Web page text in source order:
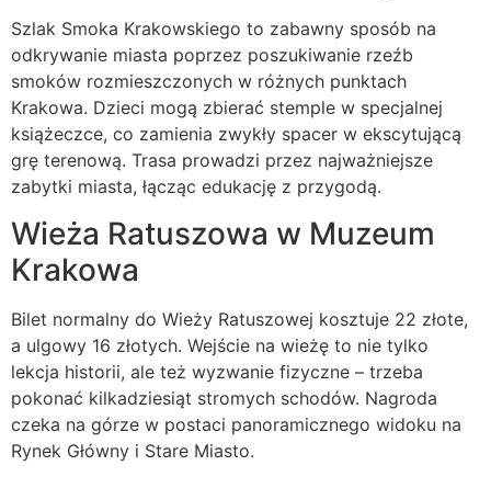
Szlak Smoka Krakowskiego to zabawny sposób na
odkrywanie miasta poprzez poszukiwanie rzeźb
smoków rozmieszczonych w różnych punktach
Krakowa. Dzieci mogą zbierać stemple w specjalnej
książeczce, co zamienia zwykły spacer w ekscytującą
grę terenową. Trasa prowadzi przez najważniejsze
zabytki miasta, łącząc edukację z przygodą.
Wieża Ratuszowa w Muzeum
Krakowa
Bilet normalny do Wieży Ratuszowej kosztuje 22 złote,
a ulgowy 16 złotych. Wejście na wieżę to nie tylko
lekcja historii, ale też wyzwanie fizyczne – trzeba
pokonać kilkadziesiąt stromych schodów. Nagroda
czeka na górze w postaci panoramicznego widoku na
Rynek Główny i Stare Miasto.